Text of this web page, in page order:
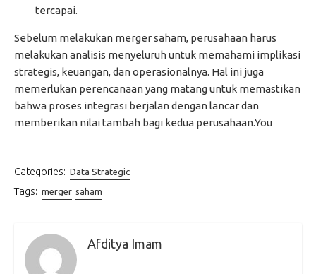
tercapai.
Sebelum melakukan merger saham, perusahaan harus
melakukan analisis menyeluruh untuk memahami implikasi
strategis, keuangan, dan operasionalnya. Hal ini juga
memerlukan perencanaan yang matang untuk memastikan
bahwa proses integrasi berjalan dengan lancar dan
memberikan nilai tambah bagi kedua perusahaan.You
Categories: Data Strategic
Tags: merger saham
Afditya Imam